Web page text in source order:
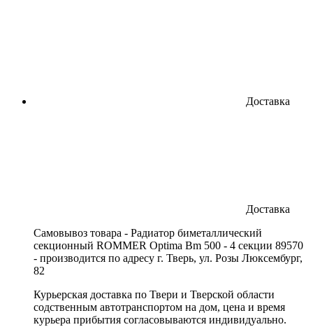
Доставка
Доставка
Cамовывоз товара - Радиатор биметаллический
секционный ROMMER Optima Bm 500 - 4 секции 89570
- производится по адресу г. Тверь, ул. Розы Люксембург,
82
Курьерская доставка по Твери и Тверской области
содственным автотранспортом на дом, цена и время
курьера прибытия согласовываются индивидуально.